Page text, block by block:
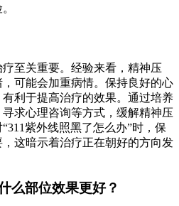
至关重要。经验来看，精神压
可能会加重病情。保持良好的心
利于提高治疗的效果。通过培养
求心理咨询等方式，缓解精神压
紫外线照黑了怎么办”时，保
这暗示着治疗正在朝好的方向发
么部位效果更好？